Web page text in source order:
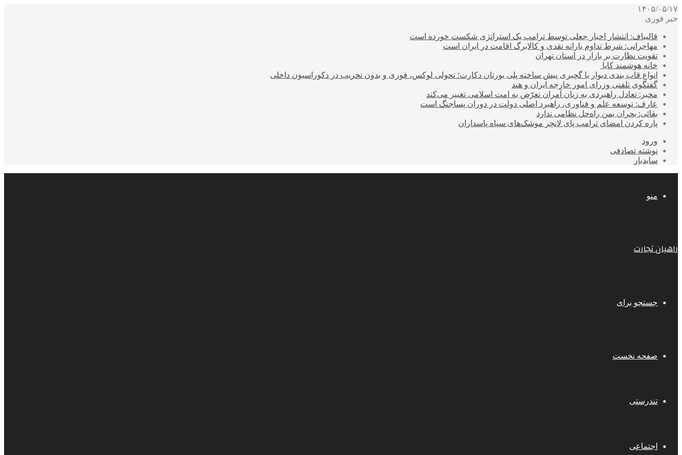
۱۴۰۵/۰۵/۱۷
خبر فوری
قالیباف: انتشار اخبار جعلی توسط ترامپ یک استراتژی شکست خورده است
مهاجرانی: شرط تداوم یارانه نقدی و کالابرگ اقامت در ایران است
تقویت نظارت بر بازار در استان تهران
خانه هوشمند کایا
انواع قاب بندی دیوار با گچبری پیش ساخته پلی یورتان دکارت؛ تحولی لوکس، فوری و بدون تخریب در دکوراسیون داخلی
گفتگوی تلفنی وزرای امور خارجه ایران و هند
مخبر: تعادل راهبردی به زیان آمران تعرّض به امت اسلامی تغییر می‌کند
عارف: توسعه علم و فناوری، راهبرد اصلی دولت در دوران پساجنگ است
بقائی: بحران یمن راه‌حل نظامی ندارد
پاره کردن امضای ترامپ پای لانچر موشک‌های سپاه پاسداران
ورود
نوشته تصادفی
سایدبار
منو
راهیان تجارت
جستجو برای
صفحه نخست
تندرستی
اجتماعی